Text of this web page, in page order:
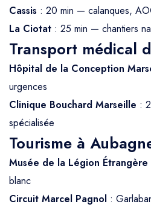
Cassis : 20 min — calanques,
La Ciotat : 25 min — chantiers
Transport médical
Hôpital de la Conception
urgences
Clinique Bouchard Marseille :
spécialisée
Tourisme à
Musée de la Légion Étrangère
blanc
Circuit Marcel Pagnol :